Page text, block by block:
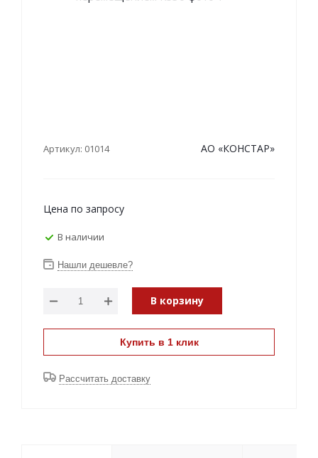
Артикул: 01014 АО «КОНСТАР»
Цена по запросу
В наличии
Нашли дешевле?
В корзину
Купить в 1 клик
Рассчитать доставку